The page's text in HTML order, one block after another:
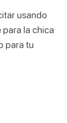
usando
la chica
para tu